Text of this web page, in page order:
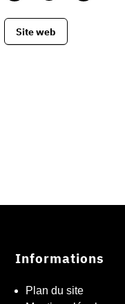
Site web
Informations
Plan du site